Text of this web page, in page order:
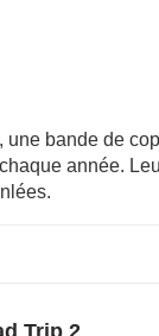
bande de
année.
Trip 2